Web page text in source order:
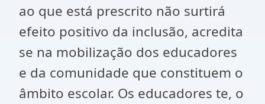
ao que está prescrito não surtirá
efeito positivo da inclusão, acredita
se na mobilização dos educadores
e da comunidade que constituem o
âmbito escolar. Os educadores te, o